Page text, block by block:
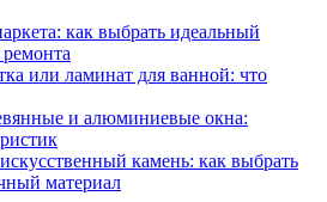
как выбрать идеальный
или ламинат для ванной: что
и алюминиевые окна:
камень: как выбрать
материал